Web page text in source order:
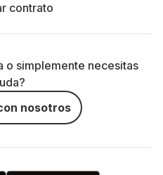
contrato
o simplemente necesitas
nosotros